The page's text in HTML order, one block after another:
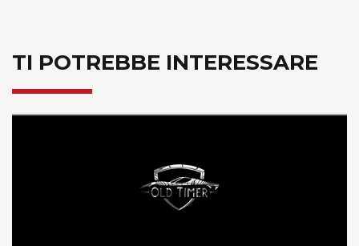
TI POTREBBE INTERESSARE